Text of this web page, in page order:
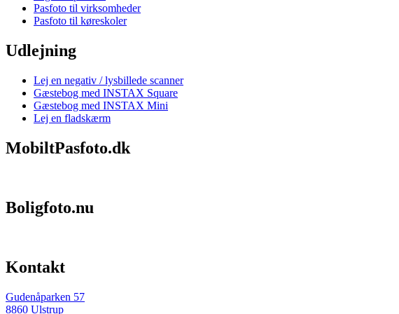
Pasfoto til virksomheder
Pasfoto til køreskoler
Udlejning
Lej en negativ / lysbillede scanner
Gæstebog med INSTAX Square
Gæstebog med INSTAX Mini
Lej en fladskærm
MobiltPasfoto.dk
Boligfoto.nu
Kontakt
Gudenåparken 57
8860 Ulstrup